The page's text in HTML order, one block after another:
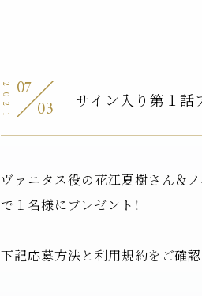
2021 07
03 サイン入り第１話
ヴァニタス役の花江夏樹さん＆
で１名様にプレゼント！
下記応募方法と利用規約をご確認